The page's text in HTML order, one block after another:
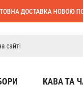
ДОСТАВКА НОВОЮ
КАВА ТА